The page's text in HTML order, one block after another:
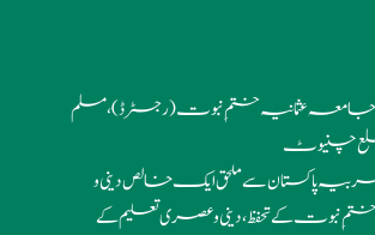
عثمانیہ ختمِ نبوت (رجسٹرڈ)، مسلم
ضلع چنیوٹ
پاکستان سے ملحق ایک خالص دینی و
ختمِ نبوت کے تحفظ، دینی و عصری تعلیم کے